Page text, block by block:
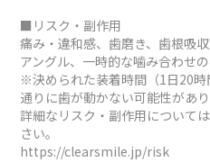
■リスク・副作用
痛み・違和感、歯磨き、歯根吸
アングル、一時的な噛み合わせ
※決められた装着時間（1日20
通りに歯が動かない可能性があり
詳細なリスク・副作用について
さい。
https://clearsmile.jp/risk